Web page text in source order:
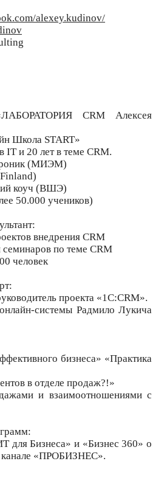
alexey.kudinov/
CRM Алексея
Школа START»
IT и 20 лет в теме CRM.
(МИЭМ)
коуч (ВШЭ)
50.000 учеников)
внедрения CRM
по теме CRM
человек
проекта «1С:CRM».
системы Радмило Лукича
бизнеса» «Практика
в отделе продаж?!»
и взаимоотношениями с
для Бизнеса» и «Бизнес 360» о
канале «ПРОБИЗНЕС».